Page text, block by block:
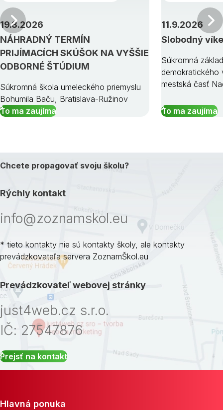
NÁHRADNÝ TERMÍN
PRIJÍMACÍCH SKÚŠOK NA VYŠŠIE
ODBORNÉ ŠTÚDIUM
19.8.2026
Súkromná škola umeleckého priemyslu
Bohumila Baču, Bratislava-Ružinov
To ma zaujíma
Slobodný
11.9.2026
Súkromná
demokratického
mestská časť
To ma zaujíma
Predchádzajúci
Chcete propagovať svoju školu?
Rýchly kontakt
info@zoznamskol.eu
* tieto kontakty nie sú kontakty školy, ale kontakty
prevádzkovateľa servera ZoznamŠkol.eu
Prevádzkovateľ webovej stránky
just4web.cz s.r.o.
IČ: 27547876
Prejsť na kontakt
Hlavná ponuka